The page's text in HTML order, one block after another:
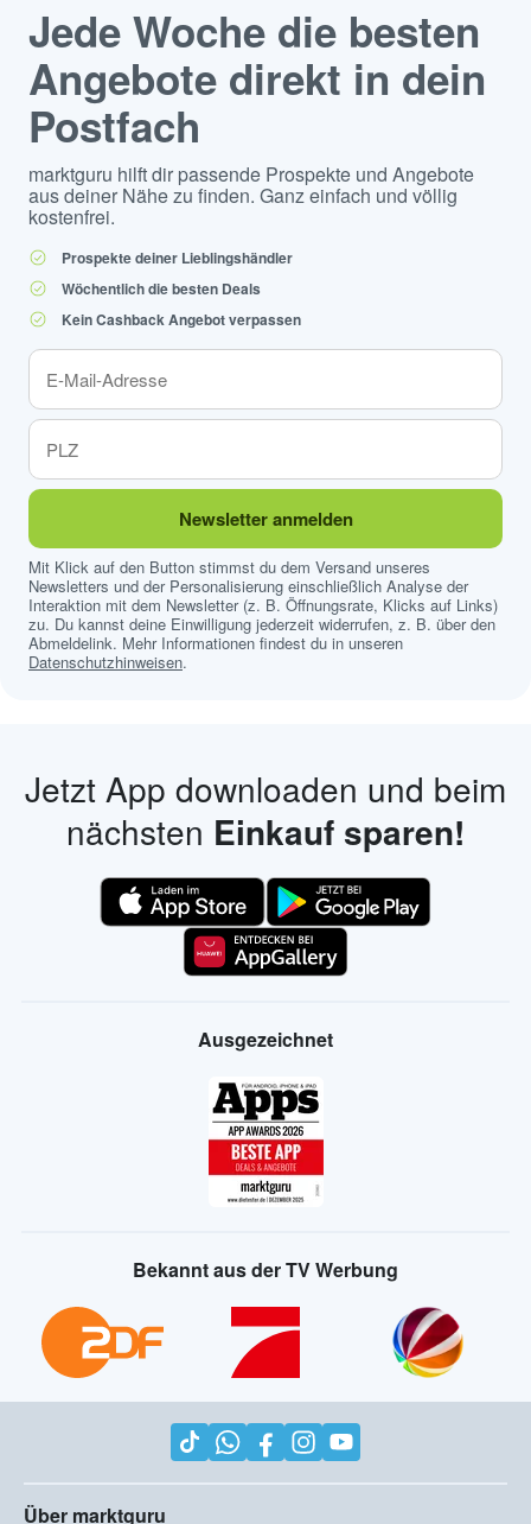
Jede Woche die besten
Angebote direkt in dein
Postfach
marktguru hilft dir passende Prospekte und Angebote
aus deiner Nähe zu finden. Ganz einfach und völlig
kostenfrei.
Prospekte deiner Lieblingshändler
Wöchentlich die besten Deals
Kein Cashback Angebot verpassen
Newsletter anmelden
Mit Klick auf den Button stimmst du dem Versand unseres
Newsletters und der Personalisierung einschließlich Analyse der
Interaktion mit dem Newsletter (z. B. Öffnungsrate, Klicks auf Links)
zu. Du kannst deine Einwilligung jederzeit widerrufen, z. B. über den
Abmeldelink. Mehr Informationen findest du in unseren
Datenschutzhinweisen.
Jetzt App downloaden und beim
nächsten Einkauf sparen!
Ausgezeichnet
Bekannt aus der TV Werbung
Über marktguru